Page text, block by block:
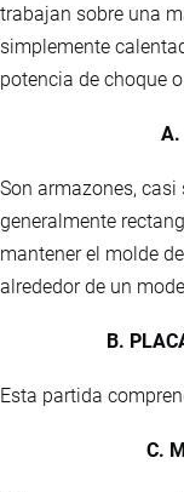
trabajan sobre una
simplemente
potencia de choque
A.
Son armazones,
generalmente
mantener el molde
alrededor de un
B.
Esta partida
C.